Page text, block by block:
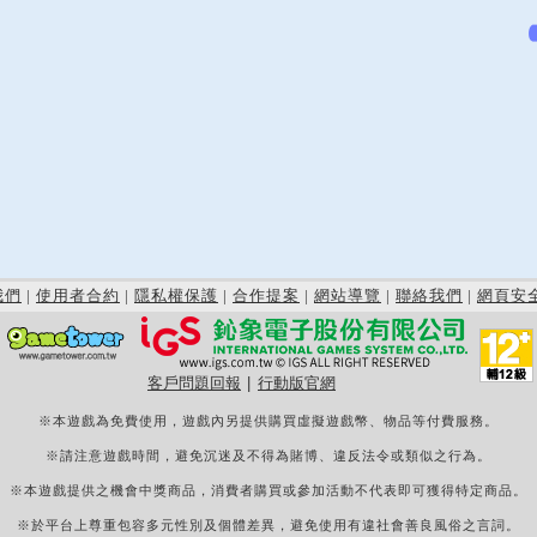
們 | 使用者合約 | 隱私權保護 | 合作提案 | 網站導覽 | 聯絡我們 | 網頁安
客戶問題回報 行動版官網
※本遊戲為免費使用，遊戲內另提供購買虛擬遊戲幣、物品等付費服務。
※請注意遊戲時間，避免沉迷及不得為賭博、違反法令或類似之行為。
※本遊戲提供之機會中獎商品，消費者購買或參加活動不代表即可獲得特定商品。
※於平台上尊重包容多元性別及個體差異，避免使用有違社會善良風俗之言詞。